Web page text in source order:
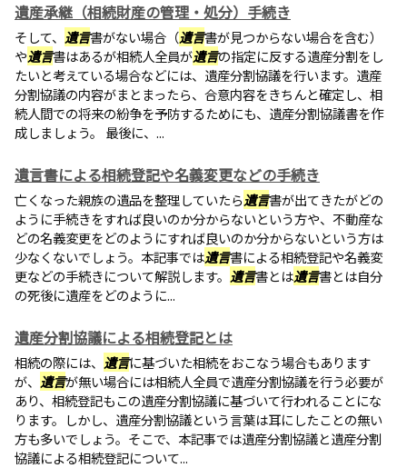
遺産承継（相続財産の管理・処分）手続き
そして、 遺言書がない場合（遺言書が見つからない場合を含む）
や遺言書はあるが相続人全員が遺言の指定に反する遺産分割をし
たいと考えている場合などには、遺産分割協議を行います。遺産
分割協議の内容がまとまったら、合意内容をきちんと確定し、相
続人間での将来の紛争を予防するためにも、遺産分割協議書を作
成しましょう。 最後に、...
遺言書による相続登記や名義変更などの手続き
亡くなった親族の遺品を整理していたら遺言書が出てきたがどの
ように手続きをすれば良いのか分からないという方や、不動産な
どの名義変更をどのようにすれば良いのか分からないという方は
少なくないでしょう。本記事では遺言書による相続登記や名義変
更などの手続きについて解説します。 遺言書とは遺言書とは自分
の死後に遺産をどのように...
遺産分割協議による相続登記とは
相続の際には、 遺言に基づいた相続をおこなう場合もあります
が、 遺言が無い場合には相続人全員で遺産分割協議を行う必要が
あり、相続登記もこの遺産分割協議に基づいて行われることにな
ります。しかし、遺産分割協議という言葉は耳にしたことの無い
方も多いでしょう。そこで、本記事では遺産分割協議と遺産分割
協議による相続登記について...